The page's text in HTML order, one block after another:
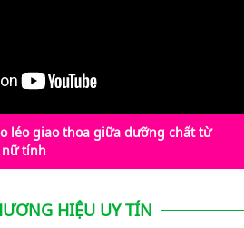
léo giao thoa giữa dưỡng chất từ
tính
HIỆU UY TÍN